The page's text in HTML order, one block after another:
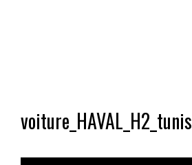
voiture_HAVAL_H2_tunis